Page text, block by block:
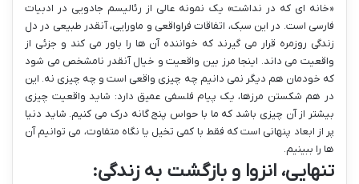
«خانه ای که در نداشت» یک نمونه عالی از رئالیسم جادویی در ادبیات
فارسی است. در این سبک، اتفاقات فراواقعی و ماورایی، آنقدر طبیعی در دل
زندگی روزمره قرار می گیرند که خواننده آن ها را باور می کند و جزئی از
واقعیت می داند. اینجا مرز بین واقعیت و خیال آنقدر نامشخص می شود
که خودمان هم دیگر نمی دانیم چه چیزی واقعی است و چه چیزی نه. این
در هم شکستن مرزها، یک پیام فلسفی عمیق دارد: شاید واقعیت چیزی
بیشتر از آن چیزی باشد که ما با حواس پنج گانه درک می کنیم. شاید دنیا
پر از ابعاد پنهانی است که فقط با کمی تخیل یا نگاه متفاوت، می توانیم آن
ها را ببینیم.
تنهایی، انزوا و بازگشت به زندگی: